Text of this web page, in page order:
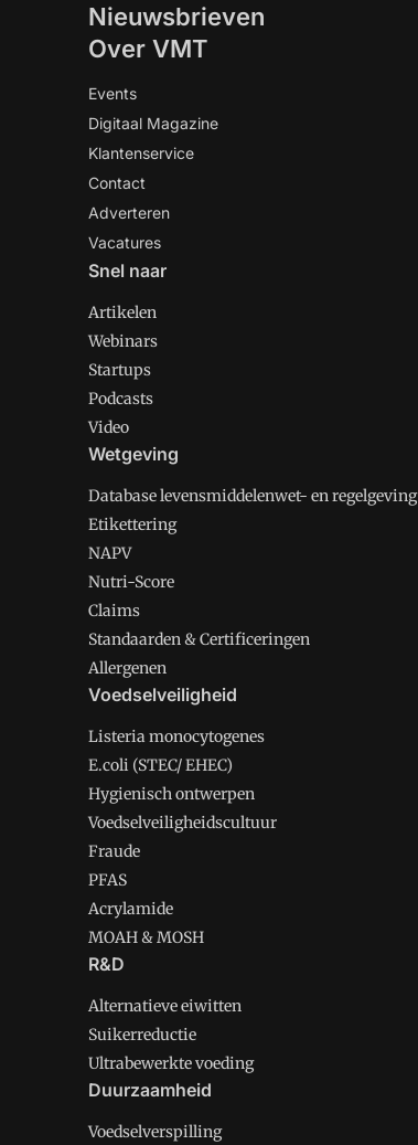
Nieuwsbrieven
Over VMT
Events
Digitaal Magazine
Klantenservice
Contact
Adverteren
Vacatures
Snel naar
Artikelen
Webinars
Startups
Podcasts
Video
Wetgeving
Database levensmiddelenwet- en regelgeving
Etikettering
NAPV
Nutri-Score
Claims
Standaarden & Certificeringen
Allergenen
Voedselveiligheid
Listeria monocytogenes
E.coli (STEC/ EHEC)
Hygienisch ontwerpen
Voedselveiligheidscultuur
Fraude
PFAS
Acrylamide
MOAH & MOSH
R&D
Alternatieve eiwitten
Suikerreductie
Ultrabewerkte voeding
Duurzaamheid
Voedselverspilling